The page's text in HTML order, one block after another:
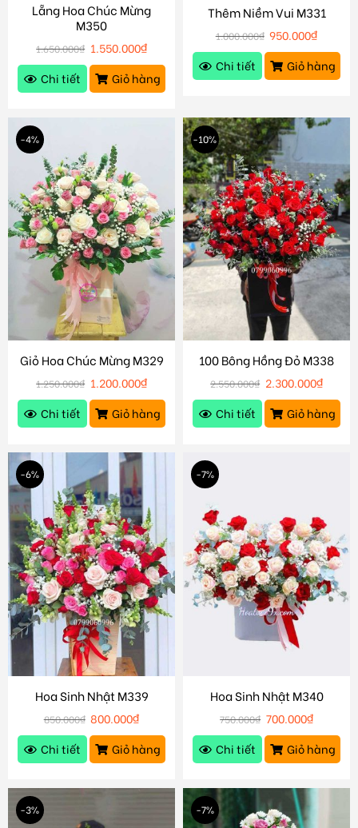
Lẵng Hoa Chúc Mừng
M350
1.650.000₫ 1.550.000₫
Chi tiết
Giỏ hàng
Thêm Niềm Vui M331
1.000.000₫ 950.000₫
Chi tiết
Giỏ hàng
-4%
Giỏ Hoa Chúc Mừng M329
1.250.000₫ 1.200.000₫
Chi tiết
Giỏ hàng
-10%
100 Bông Hồng Đỏ M338
2.550.000₫ 2.300.000₫
Chi tiết
Giỏ hàng
-6%
Hoa Sinh Nhật M339
850.000₫ 800.000₫
Chi tiết
Giỏ hàng
-7%
Hoa Sinh Nhật M340
750.000₫ 700.000₫
Chi tiết
Giỏ hàng
-3% -7%